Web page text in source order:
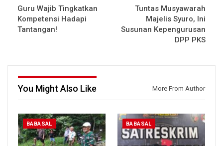
Guru Wajib Tingkatkan
Kompetensi Hadapi
Tantangan!
Tuntas Musyawarah
Majelis Syuro, Ini
Susunan Kepengurusan
DPP PKS
You Might Also Like More From Author
BABASAL BABASAL